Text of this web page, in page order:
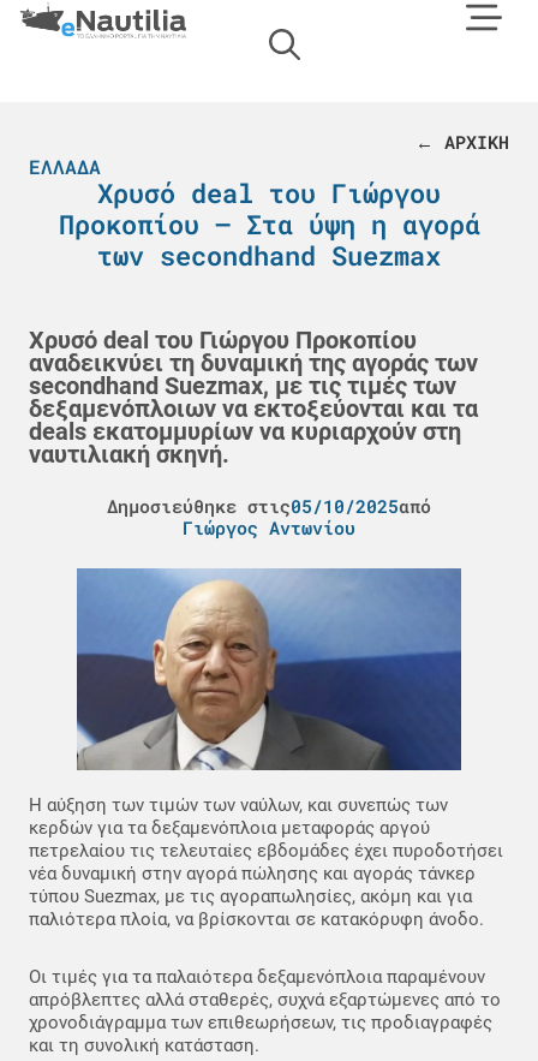
← ΑΡΧΙΚΗ
ΕΛΛΆΔΑ
Χρυσό deal του Γιώργου
Προκοπίου – Στα ύψη η αγορά
των secondhand Suezmax
Χρυσό deal του Γιώργου Προκοπίου
αναδεικνύει τη δυναμική της αγοράς των
secondhand Suezmax, με τις τιμές των
δεξαμενόπλοιων να εκτοξεύονται και τα
deals εκατομμυρίων να κυριαρχούν στη
ναυτιλιακή σκηνή.
Δημοσιεύθηκε στις05/10/2025από
Γιώργος Αντωνίου
Η αύξηση των τιμών των ναύλων, και συνεπώς των
κερδών για τα δεξαμενόπλοια μεταφοράς αργού
πετρελαίου τις τελευταίες εβδομάδες έχει πυροδοτήσει
νέα δυναμική στην αγορά πώλησης και αγοράς τάνκερ
τύπου Suezmax, με τις αγοραπωλησίες, ακόμη και για
παλιότερα πλοία, να βρίσκονται σε κατακόρυφη άνοδο.
Οι τιμές για τα παλαιότερα δεξαμενόπλοια παραμένουν
απρόβλεπτες αλλά σταθερές, συχνά εξαρτώμενες από το
χρονοδιάγραμμα των επιθεωρήσεων, τις προδιαγραφές
και τη συνολική κατάσταση.